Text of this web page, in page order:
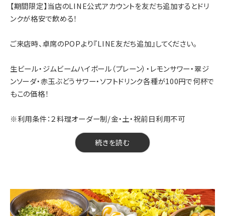
【期間限定】当店のLINE公式アカウントを友だち追加するとドリ
ンクが格安で飲める！
ご来店時、卓席のPOPより『LINE友だち追加』してください。
生ビール・ジムビームハイボール（プレーン）・レモンサワー・翠ジ
ンソーダ・赤玉ぶどうサワー・ソフトドリンク各種が100円で何杯で
もこの価格！
※利用条件：２料理オーダー制/金・土・祝前日利用不可
続きを読む
【料金】100円（税込）
【コース内容】